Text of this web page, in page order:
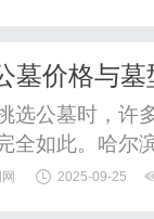
代表，凭借“
墓价格与
选公墓时，许
全如此。哈尔
型类型、材质
2025-09-25